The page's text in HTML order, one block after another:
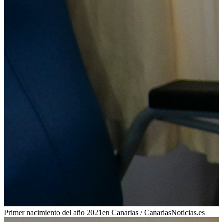
Primer nacimiento del año 2021en Canarias / CanariasNoticias.es